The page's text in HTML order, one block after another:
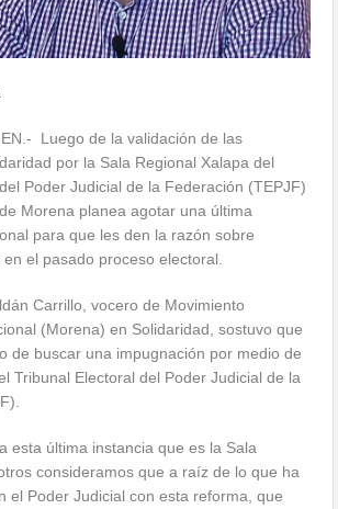
Luego de la validación de las
por la Sala Regional Xalapa del
Poder Judicial de la Federación (TEPJF)
Morena planea agotar una última
para que les den la razón sobre
el pasado proceso electoral.
Carrillo, vocero de Movimiento
(Morena) en Solidaridad, sostuvo que
de buscar una impugnación por medio de
Tribunal Electoral del Poder Judicial de la
esta última instancia que es la Sala
consideramos que a raíz de lo que ha
el Poder Judicial con esta reforma, que